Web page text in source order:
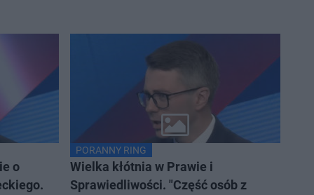
o
PORANNY RING
Wielka kłótnia w Prawie i
Sprawiedliwości. "Część osób z